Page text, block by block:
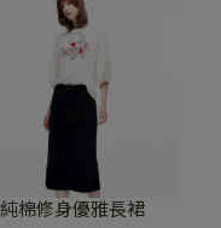
純棉修身優雅長裙